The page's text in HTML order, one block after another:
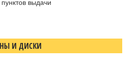
выдачи
И ДИСКИ